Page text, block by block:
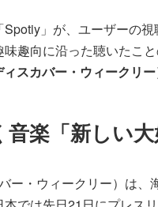
」が、ユーザーの
趣向に沿った聴いたこ
スカバー・ウィークリー
楽「新しい大
ー・ウィークリー）は